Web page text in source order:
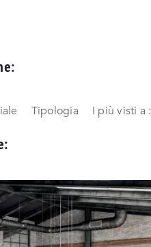
Tipologia I più visti a :